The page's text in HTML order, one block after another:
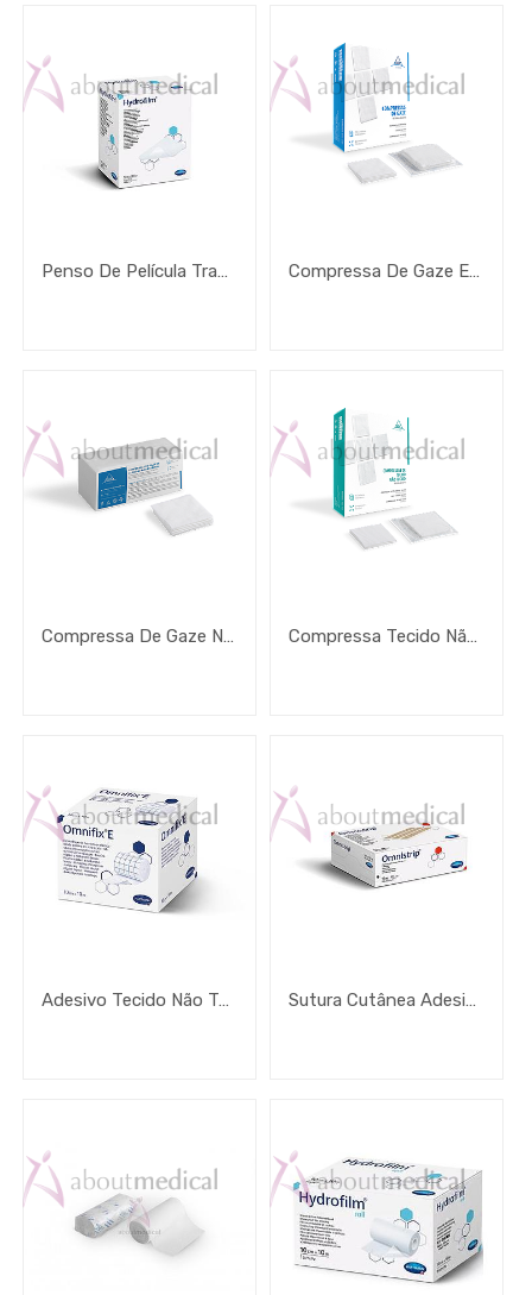
Penso De Película Transparente Autoadesivo Hydrofilm Profissional Compressa De Gaze Estéril Caixa Cartolina
Compressa De Gaze Não Estéril Compressa Tecido Não Tecido Estéril
Adesivo Tecido Não Tecido Omnifix E Sutura Cutânea Adesiva Omnistrip